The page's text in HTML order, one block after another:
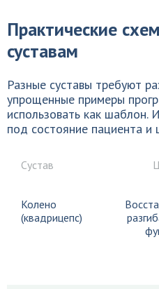
Практические
суставам
Разные суставы требуют
упрощенные примеры
использовать как шаблон.
под состояние пациента и
Сустав
Колено
(квадрицепс)